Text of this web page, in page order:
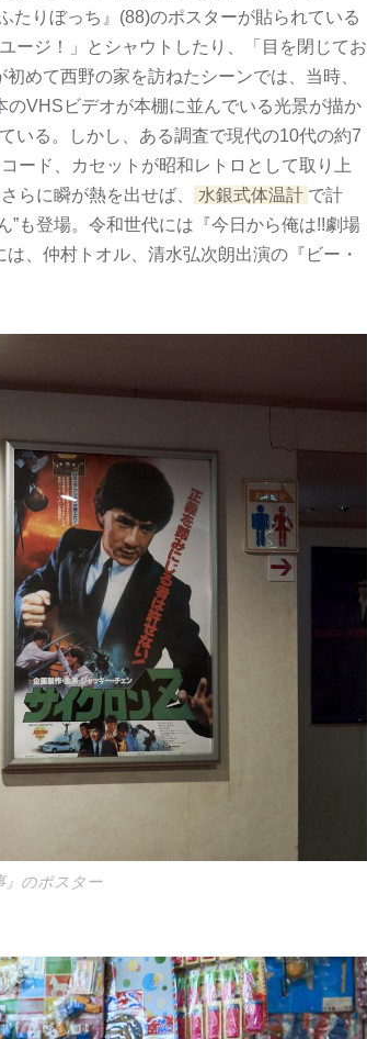
たりぼっち』(88)のポスターが貼られている
ージ！」とシャウトしたり、「目を閉じてお
めて西野の家を訪ねたシーンでは、当時、
のVHSビデオが本棚に並んでいる光景が描か
いる。しかし、ある調査で現代の10代の約7
ード、カセットが昭和レトロとして取り上
らに瞬が熱を出せば、
水銀式体温計 で計
”も登場。令和世代には『今日から俺は!!劇場
、仲村トオル、清水弘次朗出演の『ビー・
』のポスター